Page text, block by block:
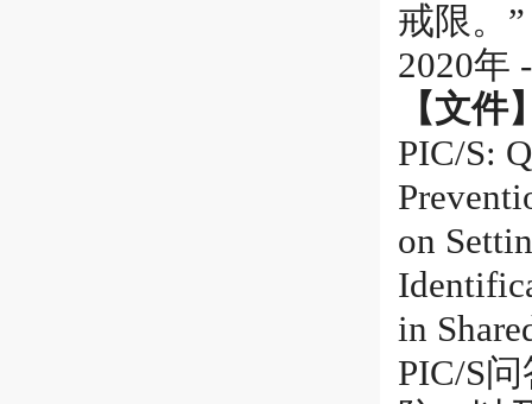
戒限。”
2020年
【文件
PIC/S:
on
in
PIC/S